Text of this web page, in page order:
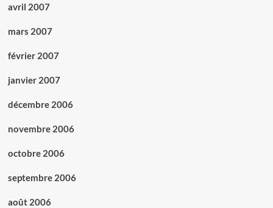
avril 2007
mars 2007
février 2007
janvier 2007
décembre 2006
novembre 2006
octobre 2006
septembre 2006
août 2006